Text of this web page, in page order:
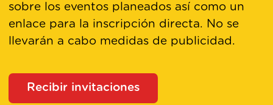
sobre los eventos planeados así como un
enlace para la inscripción directa. No se
llevarán a cabo medidas de publicidad.
Recibir invitaciones